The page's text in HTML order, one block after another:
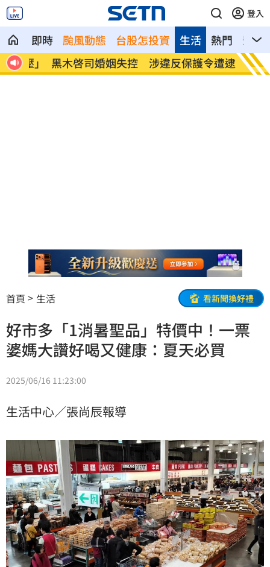
登入
即時 颱風動態 台股怎投資 熱門 影音
生活
」 黑木啓司婚姻失控 涉違反保護令遭逮 嫌軍
首頁 生活 看新聞換好禮
好市多「1消暑聖品」特價中！一票
婆媽大讚好喝又健康：夏天必買
2025/06/16 11:23:00
生活中心／張尚辰報導